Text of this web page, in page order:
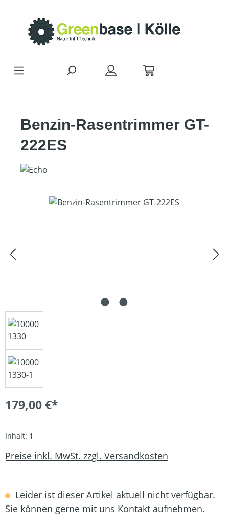
Benzin-Rasentrimmer GT-
222ES
Bildergalerie überspringen
179,00 €*
Inhalt: 1
Preise inkl. MwSt. zzgl. Versandkosten
Leider ist dieser Artikel aktuell nicht verfügbar.
Sie können gerne mit uns Kontakt aufnehmen.